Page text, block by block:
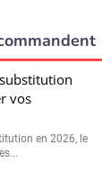
vos
en 2026, le